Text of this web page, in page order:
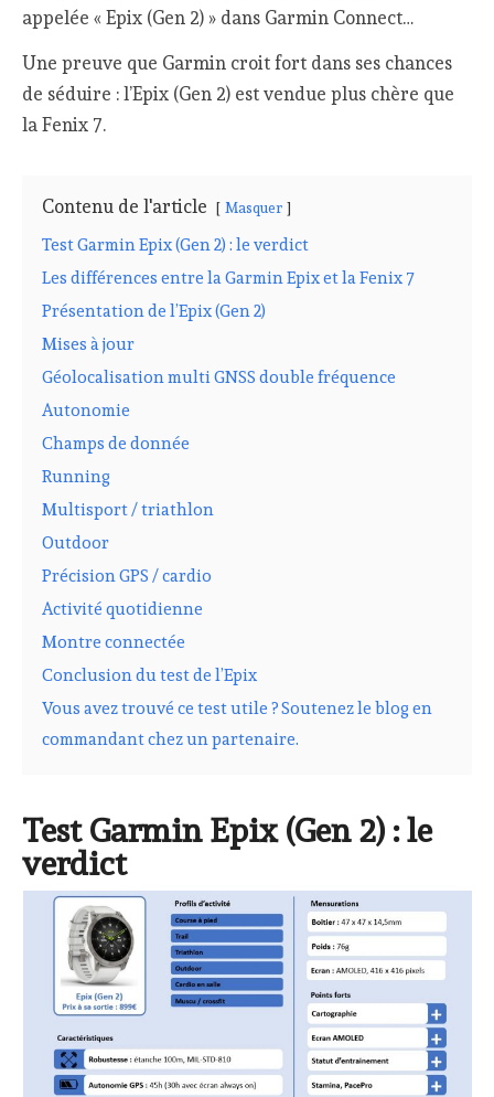
appelée « Epix (Gen 2) » dans Garmin Connect…
Une preuve que Garmin croit fort dans ses chances
de séduire : l’Epix (Gen 2) est vendue plus chère que
la Fenix 7.
Contenu de l'article Masquer
Test Garmin Epix (Gen 2) : le verdict
Les différences entre la Garmin Epix et la Fenix 7
Présentation de l’Epix (Gen 2)
Mises à jour
Géolocalisation multi GNSS double fréquence
Autonomie
Champs de donnée
Running
Multisport / triathlon
Outdoor
Précision GPS / cardio
Activité quotidienne
Montre connectée
Conclusion du test de l’Epix
Vous avez trouvé ce test utile ? Soutenez le blog en
commandant chez un partenaire.
Test Garmin Epix (Gen 2) : le
verdict